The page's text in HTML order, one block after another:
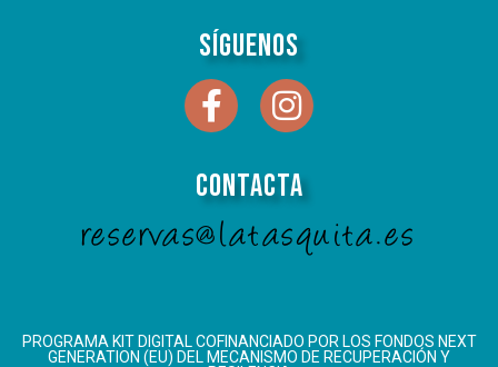
Síguenos
Contacta
reservas@latasquita.es
PROGRAMA KIT DIGITAL COFINANCIADO POR LOS FONDOS NEXT
GENERATION (EU) DEL MECANISMO DE RECUPERACIÓN Y